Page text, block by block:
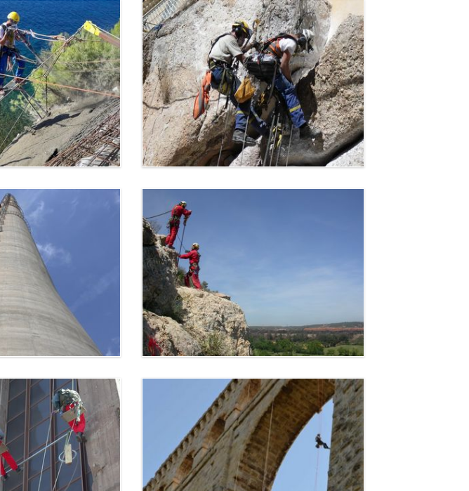
béton - Velaux
(13)
Confortement de falaise -
Marseille
Marseille (13)
de falaise -
Rouet
(13)
Confortement de falaise -
Toulon (83)
- Gardanne
Confortement de falaises -
Vitrolles